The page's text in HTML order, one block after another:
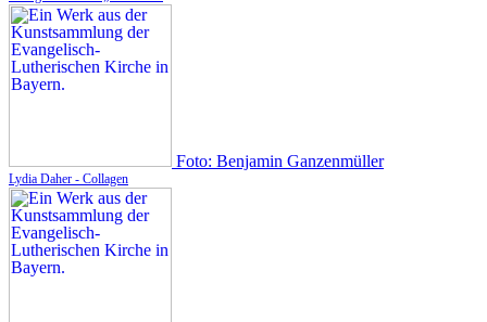
Foto: Benjamin Ganzenmüller
Lydia Daher - Collagen